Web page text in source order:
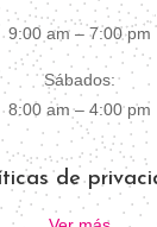
9:00 am – 7:00 pm
Sábados:
8:00 am – 4:00 pm
de